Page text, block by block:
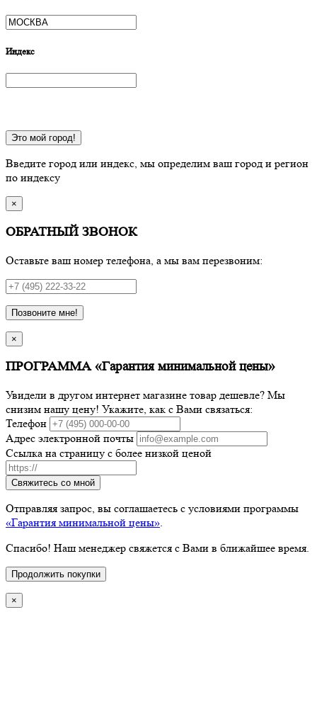
Индекс
Это мой город!
Введите город или индекс, мы определим ваш город и регион
по индексу
×
ОБРАТНЫЙ ЗВОНОК
Оставьте ваш номер телефона, а мы вам перезвоним:
Позвоните мне!
×
ПРОГРАММА «Гарантия минимальной цены»
Увидели в другом интернет магазине товар дешевле? Мы
снизим нашу цену! Укажите, как с Вами связаться:
Телефон
Адрес электронной почты
Ссылка на страницу с более низкой ценой
Свяжитесь со мной
Отправляя запрос, вы соглашаетесь с условиями программы
«Гарантия минимальной цены».
Спасибо! Наш менеджер свяжется с Вами в ближайшее время.
Продолжить покупки
×